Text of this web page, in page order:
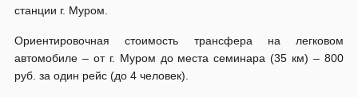
станции г. Муром.
Ориентировочная стоимость трансфера на легковом
автомобиле – от г. Муром до места семинара (35 км) – 800
руб. за один рейс (до 4 человек).